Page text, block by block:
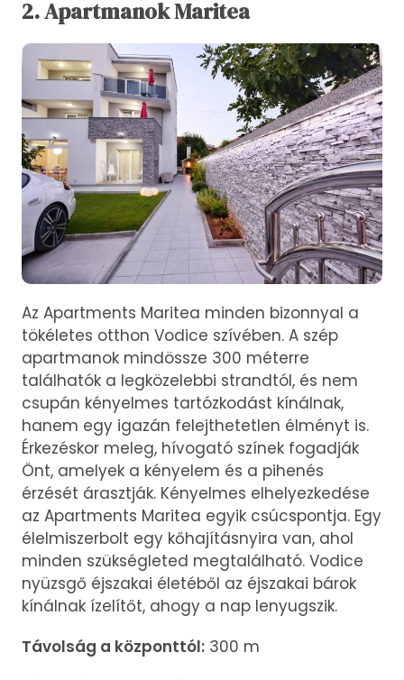
2.ApartmanokMaritea
Az Apartments Maritea minden bizonnyal a
tökéletes otthon Vodice szívében. A szép
apartmanok mindössze 300 méterre
találhatók a legközelebbi strandtól, és nem
csupán kényelmes tartózkodást kínálnak,
hanem egy igazán felejthetetlen élményt is.
Érkezéskor meleg, hívogató színek fogadják
Önt, amelyek a kényelem és a pihenés
érzését árasztják. Kényelmes elhelyezkedése
az Apartments Maritea egyik csúcspontja. Egy
élelmiszerbolt egy kőhajításnyira van, ahol
minden szükségleted megtalálható. Vodice
nyüzsgő éjszakai életéből az éjszakai bárok
kínálnak ízelítőt, ahogy a nap lenyugszik.
Távolság a központtól: 300 m